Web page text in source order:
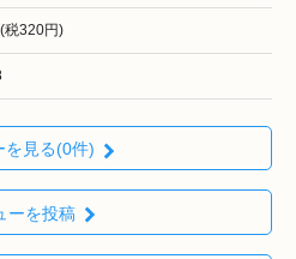
税320円)
を見る(0件)
ーを投稿